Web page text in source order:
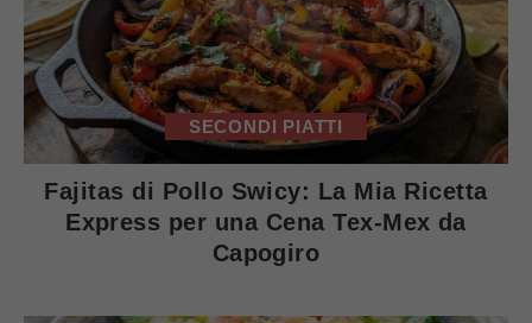
SECONDI PIATTI
Fajitas di Pollo Swicy: La Mia Ricetta
Express per una Cena Tex-Mex da
Capogiro